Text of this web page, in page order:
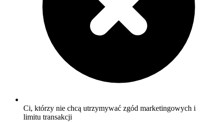
Ci, którzy nie chcą utrzymywać zgód marketingowych i
limitu transakcji